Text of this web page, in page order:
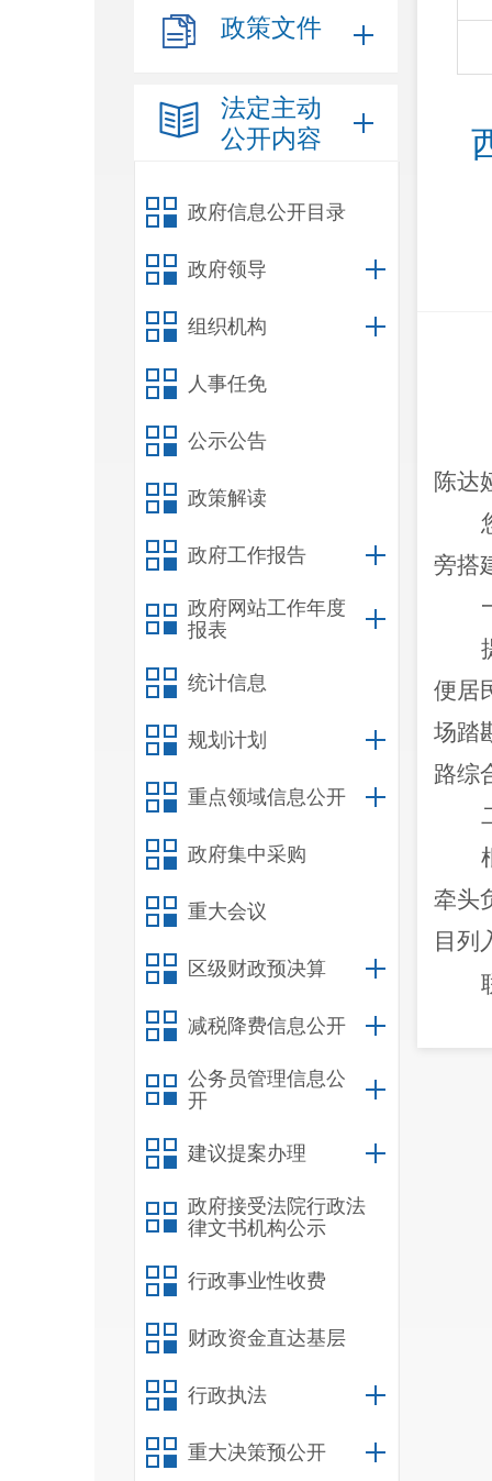
政策文件
法定主动
公开内容
政府信息公开目录
政府领导
组织机构
人事任免
公示公告
政策解读
政府工作报告
政府网站工作年度
报表
统计信息
规划计划
重点领域信息公开
政府集中采购
重大会议
区级财政预决算
减税降费信息公开
公务员管理信息公
开
建议提案办理
政府接受法院行政法
律文书机构公示
行政事业性收费
财政资金直达基层
行政执法
重大决策预公开
陈达
旁搭
便居
场踏
路综
牵头
目列